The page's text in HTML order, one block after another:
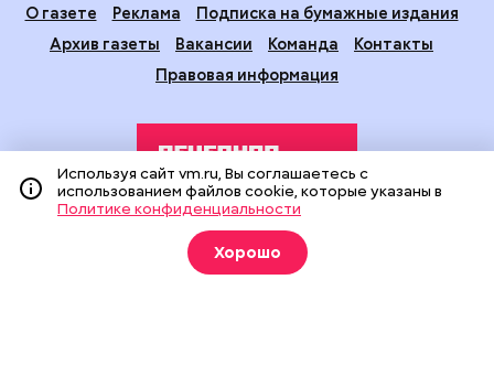
О газете Реклама
Подписка на бумажные издания
Архив газеты
Вакансии Команда
Контакты
Правовая информация
Издание создано при финансовой поддержке Департамента
средств массовой информации и рекламы города Москвы.
На сайте применяются рекомендательные технологии
Используя сайт vm.ru, Вы соглашаетесь с
использованием файлов cookie, которые указаны в
Политике конфиденциальности
Хорошо